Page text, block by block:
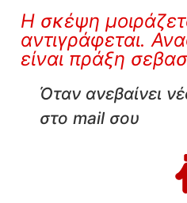
Η σκέψη
αντιγράφεται.
είναι πράξη
Όταν ανεβαίνει
στο mail σου